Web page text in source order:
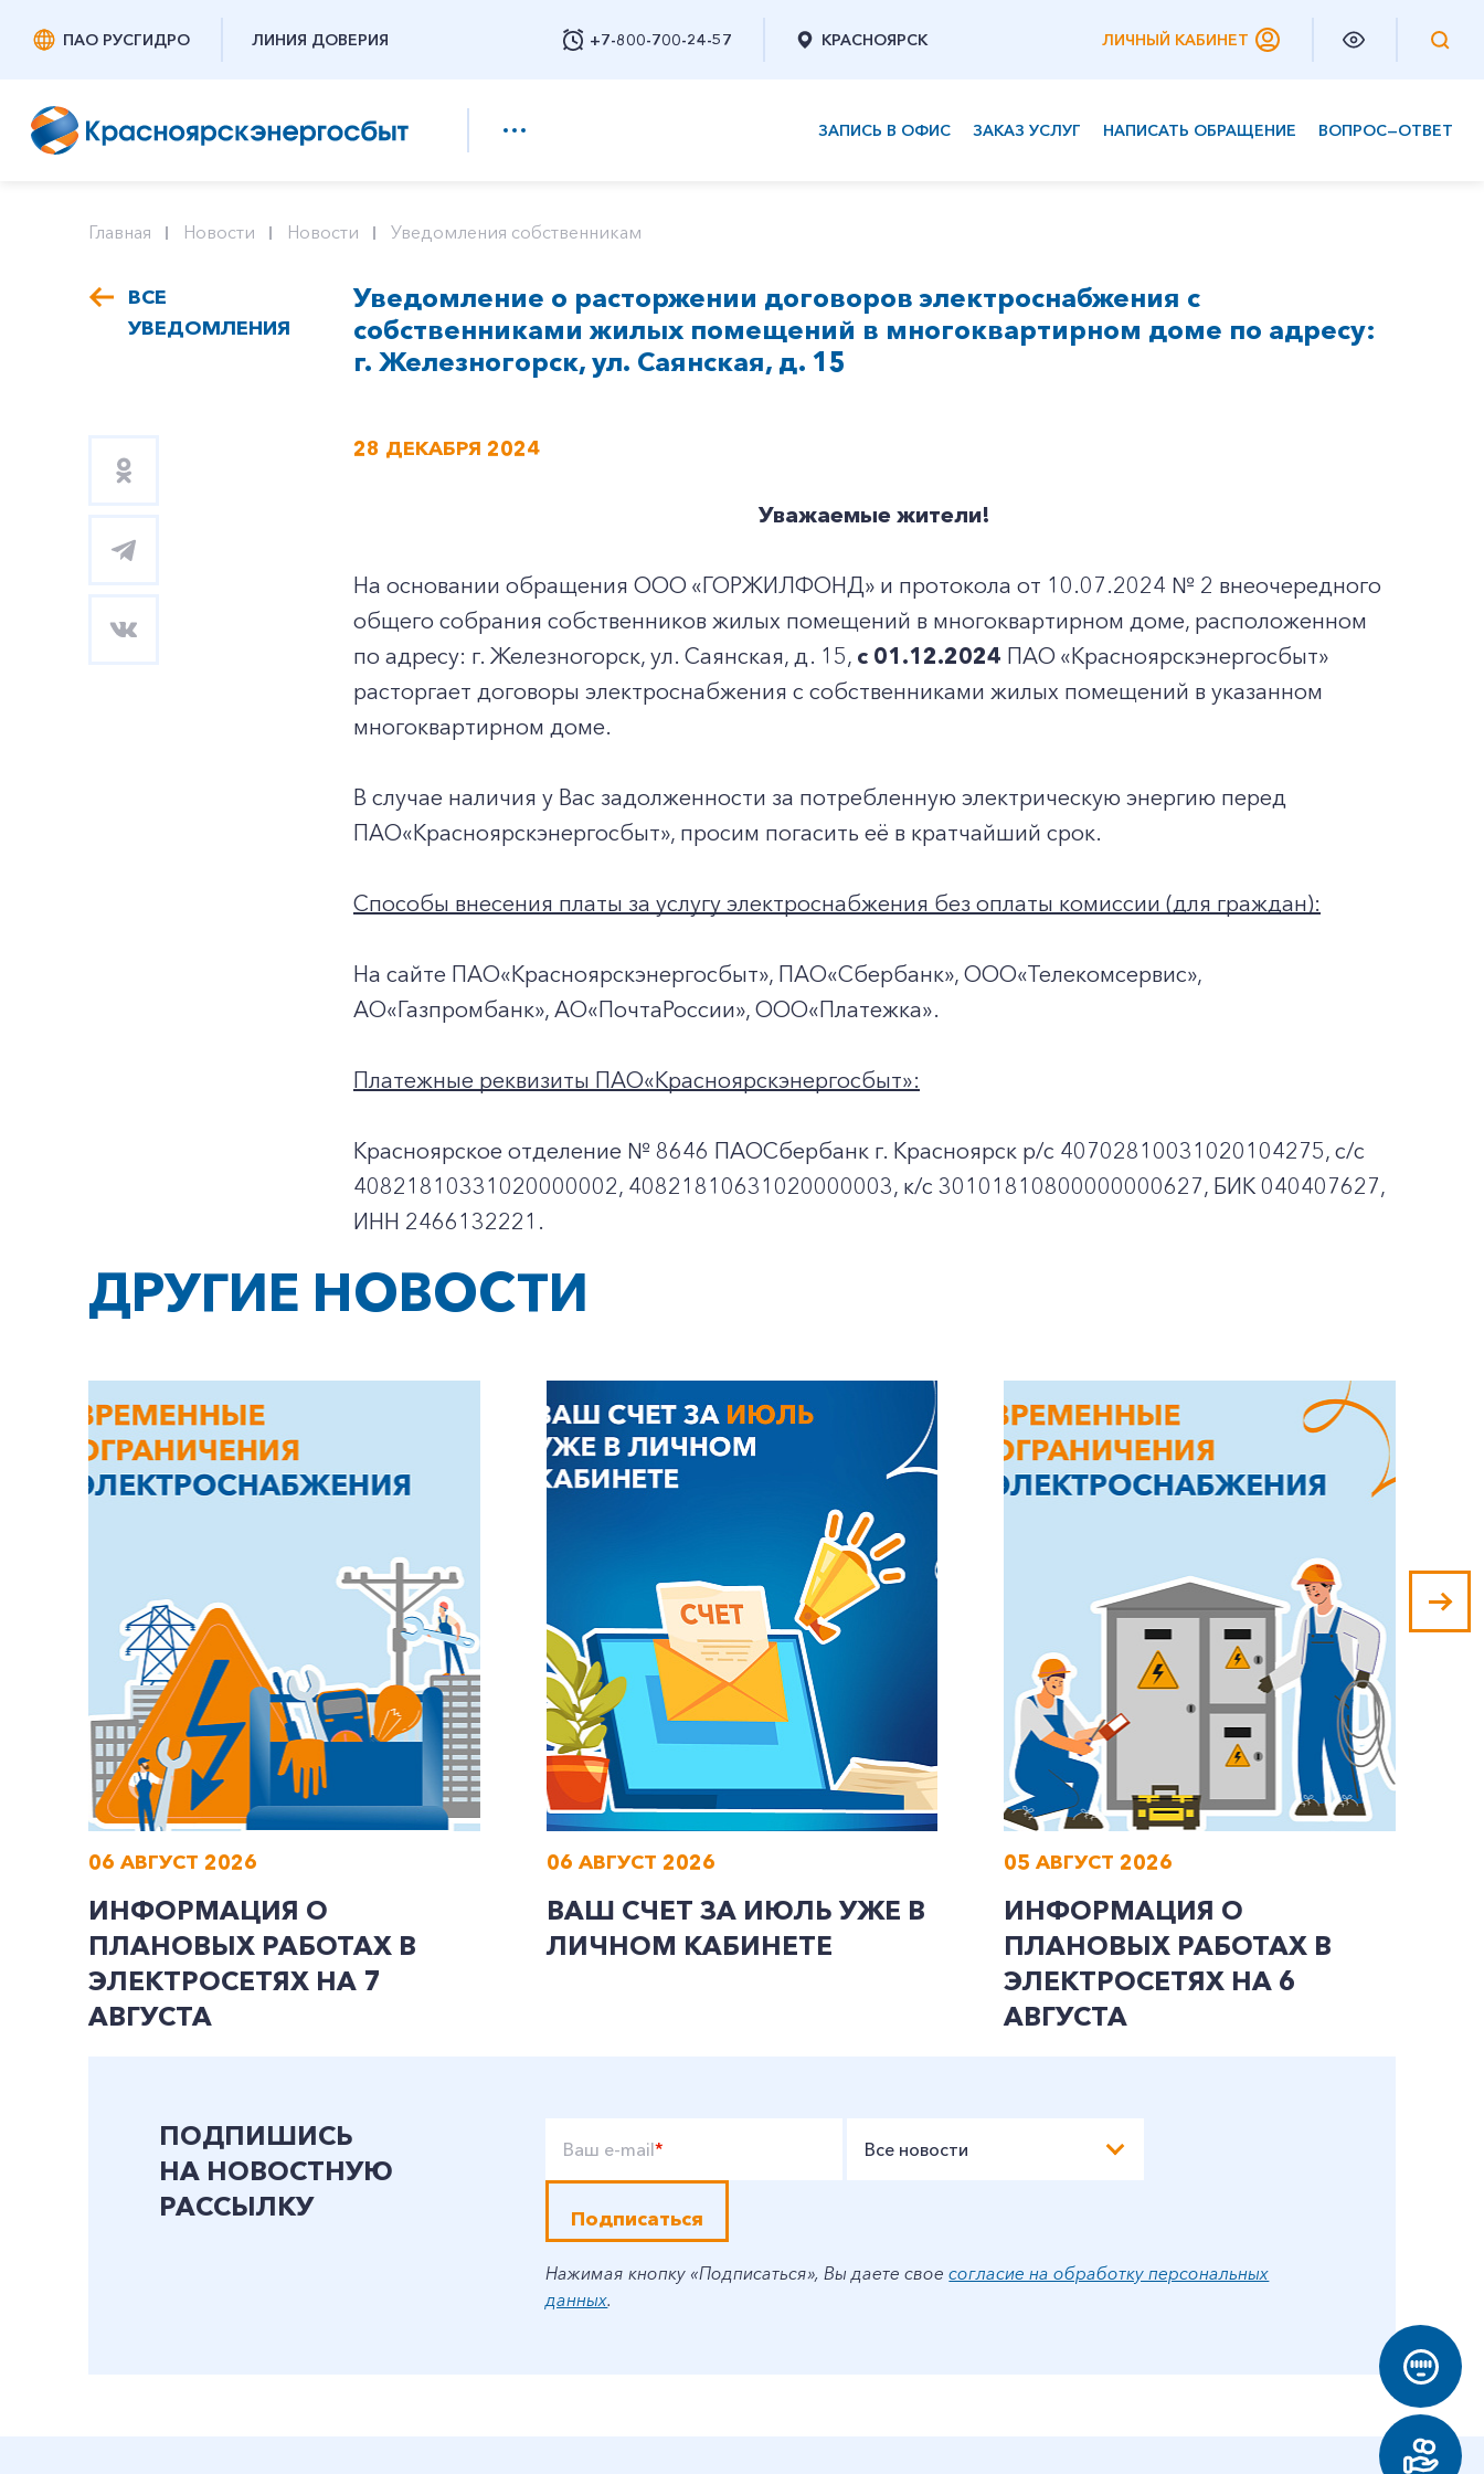
ПАО РУСГИДРО ЛИНИЯ ДОВЕРИЯ +7-800-700-24-57
Заказать обратный звонок
КРАСНОЯРСК ЛИЧНЫЙ КАБИНЕТ
ЗАПИСЬ В ОФИС ЗАКАЗ УСЛУГ НАПИСАТЬ ОБРАЩЕНИЕ ВОПРОС—ОТВЕТ
+7-800-700-24-57
Заказать обратный звонок
Частным клиентам
Главная Новости Новости Уведомления собственникам
ВСЕ
УВЕДОМЛЕНИЯ
Уведомление о расторжении договоров электроснабжения с
собственниками жилых помещений в многоквартирном доме по адресу:
г. Железногорск, ул. Саянская, д. 15
28 ДЕКАБРЯ 2024
Уважаемые жители!
На основании обращения ООО «ГОРЖИЛФОНД» и протокола от 10.07.2024 № 2 внеочередного
общего собрания собственников жилых помещений в многоквартирном доме, расположенном
по адресу: г. Железногорск, ул. Саянская, д. 15, с 01.12.2024 ПАО «Красноярскэнергосбыт»
расторгает договоры электроснабжения с собственниками жилых помещений в указанном
многоквартирном доме.
В случае наличия у Вас задолженности за потребленную электрическую энергию перед
ПАО«Красноярскэнергосбыт», просим погасить её в кратчайший срок.
Способы внесения платы за услугу электроснабжения без оплаты комиссии (для граждан):
На сайте ПАО«Красноярскэнергосбыт», ПАО«Сбербанк», ООО«Телекомсервис»,
АО«Газпромбанк», АО«ПочтаРоссии», ООО«Платежка».
Платежные реквизиты ПАО«Красноярскэнергосбыт»:
Красноярское отделение № 8646 ПАОСбербанк г. Красноярск p/c 40702810031020104275, с/с
40821810331020000002, 40821810631020000003, к/c 30101810800000000627, БИК 040407627,
ИНН 2466132221.
ДРУГИЕ НОВОСТИ
06 АВГУСТ 2026
ИНФОРМАЦИЯ О
ПЛАНОВЫХ РАБОТАХ В
ЭЛЕКТРОСЕТЯХ НА 7
АВГУСТА
06 АВГУСТ 2026
ВАШ СЧЕТ ЗА ИЮЛЬ УЖЕ В
ЛИЧНОМ КАБИНЕТЕ
05 АВГУСТ 2026
ИНФОРМАЦИЯ О
ПЛАНОВЫХ РАБОТАХ В
ЭЛЕКТРОСЕТЯХ НА 6
АВГУСТА
ПОДПИШИСЬ
НА НОВОСТНУЮ
РАССЫЛКУ
Ваш e-mail* Все новости
Подписаться
Нажимая кнопку «Подписаться», Вы даете своесогласие на обработку персональных
данных.